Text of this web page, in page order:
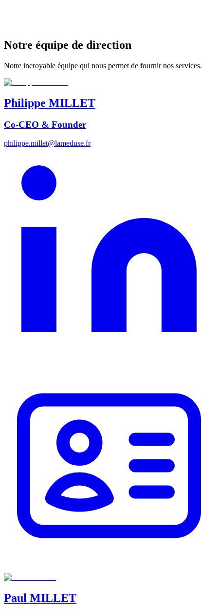
Notre équipe de direction
Notre incroyable équipe qui nous permet de fournir nos services.
Philippe MILLET
Co-CEO & Founder
philippe.millet@lameduse.fr
Paul MILLET